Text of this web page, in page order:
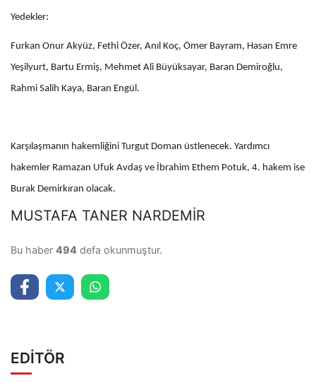
Yedekler:
Furkan Onur Akyüz, Fethi Özer, Anıl Koç, Ömer Bayram, Hasan Emre
Yeşilyurt, Bartu Ermiş, Mehmet Ali Büyüksayar, Baran Demiroğlu,
Rahmi Salih Kaya, Baran Engül.
Karşılaşmanın hakemliğini Turgut Doman üstlenecek. Yardımcı
hakemler Ramazan Ufuk Avdaş ve İbrahim Ethem Potuk, 4. hakem ise
Burak Demirkıran olacak.
MUSTAFA TANER NARDEMİR
Bu haber 494 defa okunmuştur.
EDİTÖR